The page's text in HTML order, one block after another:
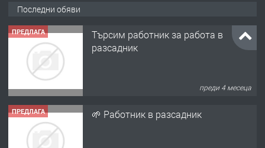
Последни обяви
ПРЕДЛАГА
Търсим работник за работа в
разсадник
преди 4 месеца
ПРЕДЛАГА 🌱 Работник в разсадник